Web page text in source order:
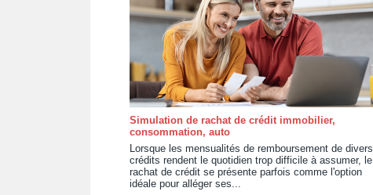
Simulation de rachat de crédit immobilier,
consommation, auto
Lorsque les mensualités de remboursement de divers
crédits rendent le quotidien trop difficile à assumer, le
rachat de crédit se présente parfois comme l'option
idéale pour alléger ses...